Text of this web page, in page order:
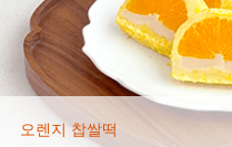
오렌지 찹쌀떡